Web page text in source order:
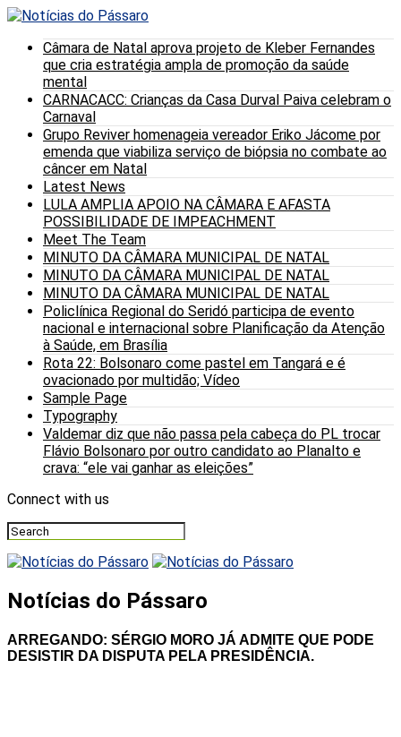
Câmara de Natal aprova projeto de Kleber Fernandes
que cria estratégia ampla de promoção da saúde
mental
CARNACACC: Crianças da Casa Durval Paiva celebram o
Carnaval
Grupo Reviver homenageia vereador Eriko Jácome por
emenda que viabiliza serviço de biópsia no combate ao
câncer em Natal
Latest News
LULA AMPLIA APOIO NA CÂMARA E AFASTA
POSSIBILIDADE DE IMPEACHMENT
Meet The Team
MINUTO DA CÂMARA MUNICIPAL DE NATAL
MINUTO DA CÂMARA MUNICIPAL DE NATAL
MINUTO DA CÂMARA MUNICIPAL DE NATAL
Policlínica Regional do Seridó participa de evento
nacional e internacional sobre Planificação da Atenção
à Saúde, em Brasília
Rota 22: Bolsonaro come pastel em Tangará e é
ovacionado por multidão; Vídeo
Sample Page
Typography
Valdemar diz que não passa pela cabeça do PL trocar
Flávio Bolsonaro por outro candidato ao Planalto e
crava: “ele vai ganhar as eleições”
Connect with us
Notícias do Pássaro
ARREGANDO: SÉRGIO MORO JÁ ADMITE QUE PODE
DESISTIR DA DISPUTA PELA PRESIDÊNCIA.